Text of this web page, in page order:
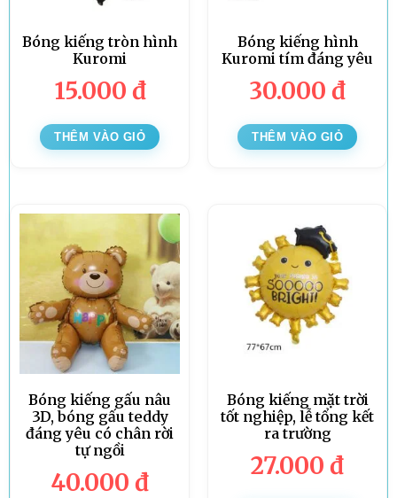
Bóng kiếng tròn hình
Kuromi
15.000 đ
THÊM VÀO GIỎ
Bóng kiếng hình
Kuromi tím đáng yêu
30.000 đ
THÊM VÀO GIỎ
Bóng kiếng gấu nâu
3D, bóng gấu teddy
đáng yêu có chân rời
tự ngồi
40.000 đ
Bóng kiếng mặt trời
tốt nghiệp, lễ tổng kết
ra trường
27.000 đ